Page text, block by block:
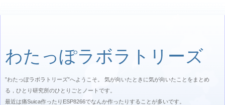
わたっぽラボラトリーズ
”わたっぽラボラトリーズ”へようこそ。 気が向いたときに気が向いたことをまとめ
る，ひとり研究所のひとりごとノートです。
最近は痛Suica作ったりESP8266でなんか作ったりすることが多いです。